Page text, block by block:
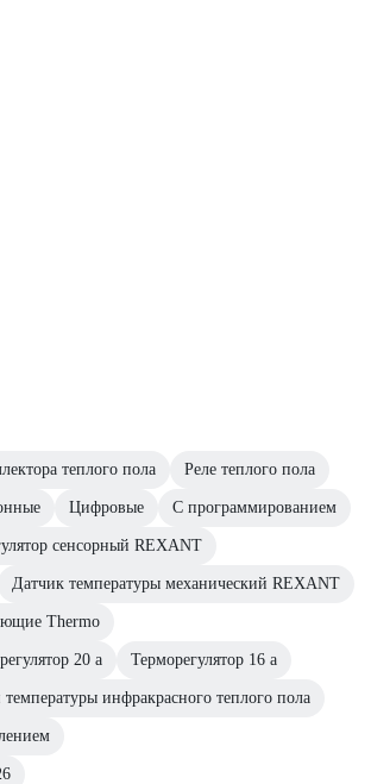
теплого пола Реле теплого пола
Цифровые С программированием
сенсорный REXANT
Датчик температуры механический REXANT
Thermo
20 а Терморегулятор 16 а
инфракрасного теплого пола